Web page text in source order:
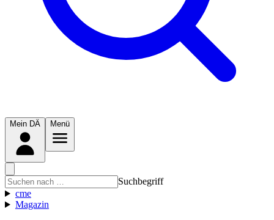
Mein DÄ Menü
Suchbegriff
cme
Magazin